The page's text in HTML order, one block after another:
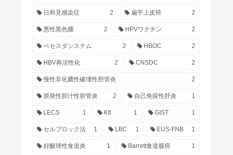
日和見感染症 2 扁平上皮癌 2
悪性黒色腫 2 HPVワクチン 2
ベセスダシステム 2 HBOC 2
HBV再活性化 2 CNSDC 2
慢性非化膿性破壊性胆管炎 2
原発性胆汁性胆管炎 2 自己免疫性肝炎 1
LECS 1 KIt 1 GIST 1
セルブロック法 1 LBC 1 EUS-FNB 1
好酸球性食道炎 1 Barrett食道腺癌 1